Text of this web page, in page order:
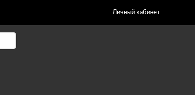
Личный кабинет